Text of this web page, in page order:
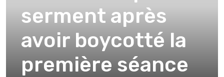
serment après
avoir boycotté la
première séance